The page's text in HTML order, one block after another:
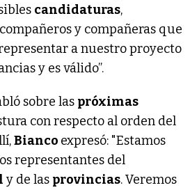
candidaturas,
y compañeras que
a nuestro proyecto
y es válido”.
sobre las próximas
con respecto al orden del
Bianco expresó: "Estamos
representantes del
y de las provincias. Veremos